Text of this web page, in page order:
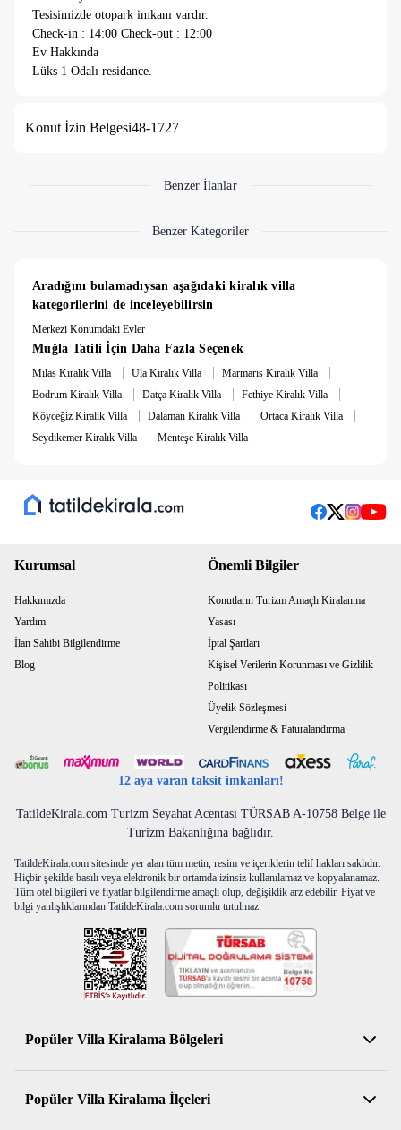
Tesisimizde otopark imkanı vardır.
Check-in : 14:00 Check-out : 12:00
Ev Hakkında
Lüks 1 Odalı residance.
yer alan bu şık tatil odası, ortak havuz imkânı ve modern
noktalarına kolay erişim sağlayan bu özel konaklama birimi,
bakımlı site ortamı, hem kısa süreli hem de uzun süreli
Konut İzin Belgesi48-1727
Benzer İlanlar
Benzer Kategoriler
Aradığını bulamadıysan aşağıdaki kiralık villa
kategorilerini de inceleyebilirsin
Merkezi Konumdaki Evler
Muğla Tatili İçin Daha Fazla Seçenek
Milas Kiralık Villa | Ula Kiralık Villa | Marmaris Kiralık Villa |
Bodrum Kiralık Villa | Datça Kiralık Villa | Fethiye Kiralık Villa |
Köyceğiz Kiralık Villa | Dalaman Kiralık Villa | Ortaca Kiralık Villa |
Seydikemer Kiralık Villa | Menteşe Kiralık Villa
Kurumsal
Hakkımızda
Yardım
İlan Sahibi Bilgilendirme
Blog
Önemli Bilgiler
Konutların Turizm Amaçlı Kiralanma
Yasası
İptal Şartları
Kişisel Verilerin Korunması ve Gizlilik
Politikası
Üyelik Sözleşmesi
Vergilendirme & Faturalandırma
12 aya varan taksit imkanları!
TatildeKirala.com Turizm Seyahat Acentası TÜRSAB A-10758 Belge ile
Turizm Bakanlığına bağlıdır.
TatildeKirala.com sitesinde yer alan tüm metin, resim ve içeriklerin telif hakları saklıdır.
Hiçbir şekilde basılı veya elektronik bir ortamda izinsiz kullanılamaz ve kopyalanamaz.
Tüm otel bilgileri ve fiyatlar bilgilendirme amaçlı olup, değişiklik arz edebilir. Fiyat ve
bilgi yanlışlıklarından TatildeKirala.com sorumlu tutulmaz.
Popüler Villa Kiralama Bölgeleri
Antalya Kiralık Villa
Muğla Kiralık Villa
Popüler Villa Kiralama İlçeleri